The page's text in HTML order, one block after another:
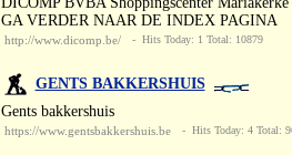
GA VERDER NAAR DE INDEX PAGINA
http://www.dicomp.be/ - Hits Today: 1 Total: 10879
GENTS BAKKERSHUIS
Gents bakkershuis
https://www.gentsbakkershuis.be - Hits Today: 4 Total: